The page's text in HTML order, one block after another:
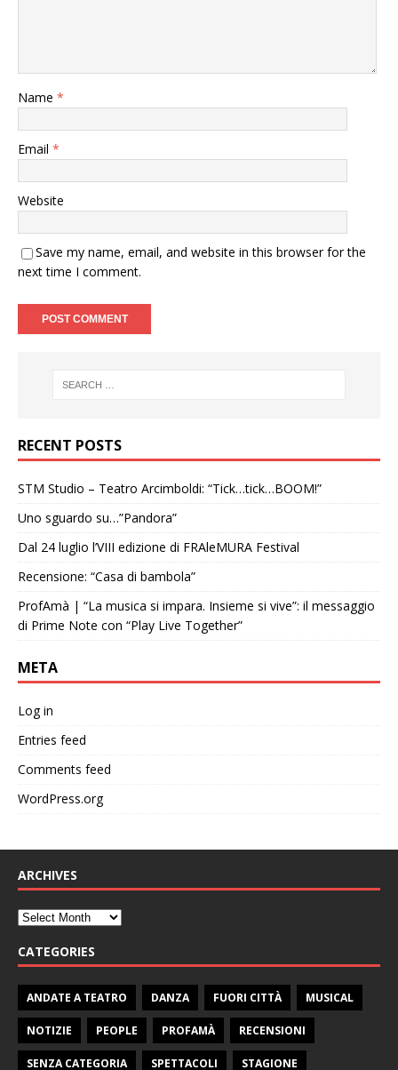
Name *
Email *
Website
Save my name, email, and website in this browser for the
next time I comment.
RECENT POSTS
STM Studio – Teatro Arcimboldi: “Tick…tick…BOOM!”
Uno sguardo su…”Pandora”
Dal 24 luglio l’VIII edizione di FRAleMURA Festival
Recensione: “Casa di bambola”
ProfAmà | “La musica si impara. Insieme si vive”: il messaggio
di Prime Note con “Play Live Together”
META
Log in
Entries feed
Comments feed
WordPress.org
ARCHIVES
CATEGORIES
ANDATE A TEATRO DANZA FUORI CITTÀ MUSICAL
NOTIZIE PEOPLE PROFAMÀ RECENSIONI
SENZA CATEGORIA SPETTACOLI STAGIONE